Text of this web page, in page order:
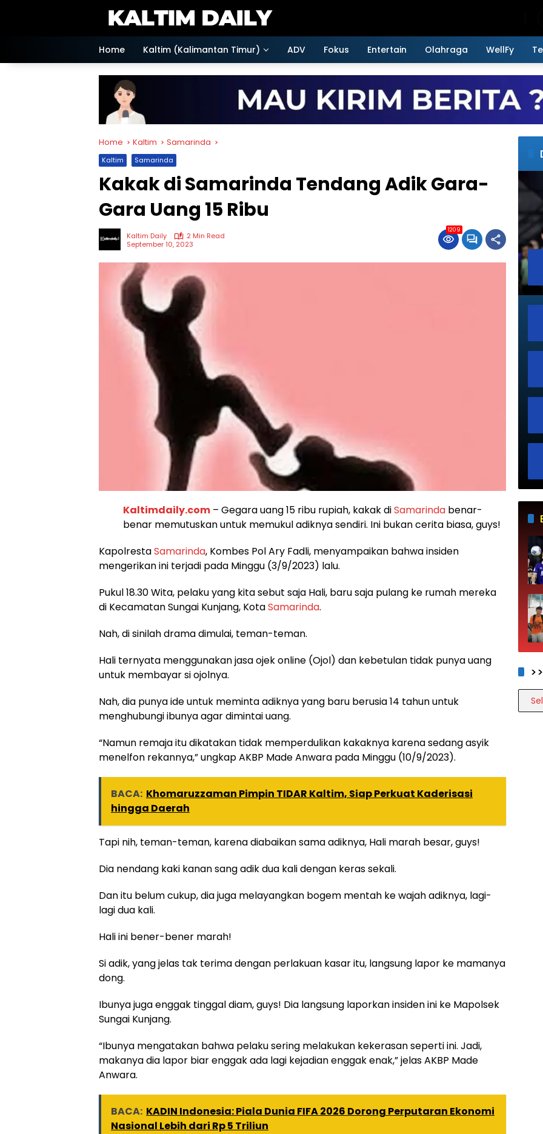
Home Kaltim (Kalimantan Timur) ADV Fokus Entertain Olahraga WellFy
Home Kaltim Samarinda
Kaltim Samarinda
Kakak di Samarinda Tendang Adik Gara-
Gara Uang 15 Ribu
Kaltim Daily
2 Min Read
September 10, 2023
1209
Kaltimdaily.com – Gegara uang 15 ribu rupiah, kakak diSamarinda benar-
benar memutuskan untuk memukul adiknya sendiri. Ini bukan cerita biasa, guys!
KapolrestaSamarinda, Kombes Pol Ary Fadli, menyampaikan bahwa insiden
mengerikan ini terjadi pada Minggu (3/9/2023) lalu.
Pukul 18.30 Wita, pelaku yang kita sebut saja Hali, baru saja pulang ke rumah mereka
di Kecamatan Sungai Kunjang, KotaSamarinda.
Nah, di sinilah drama dimulai, teman-teman.
Hali ternyata menggunakan jasa ojek online (Ojol) dan kebetulan tidak punya uang
untuk membayar si ojolnya.
Nah, dia punya ide untuk meminta adiknya yang baru berusia 14 tahun untuk
menghubungi ibunya agar dimintai uang.
“Namun remaja itu dikatakan tidak memperdulikan kakaknya karena sedang asyik
menelfon rekannya,” ungkap AKBP Made Anwara pada Minggu (10/9/2023).
BACA: Khomaruzzaman Pimpin TIDAR Kaltim, Siap Perkuat Kaderisasi
hingga Daerah
Tapi nih, teman-teman, karena diabaikan sama adiknya, Hali marah besar, guys!
Dia nendang kaki kanan sang adik dua kali dengan keras sekali.
Dan itu belum cukup, dia juga melayangkan bogem mentah ke wajah adiknya, lagi-
lagi dua kali.
Hali ini bener-bener marah!
Si adik, yang jelas tak terima dengan perlakuan kasar itu, langsung lapor ke mamanya
dong.
Ibunya juga enggak tinggal diam, guys! Dia langsung laporkan insiden ini ke Mapolsek
Sungai Kunjang.
“Ibunya mengatakan bahwa pelaku sering melakukan kekerasan seperti ini. Jadi,
makanya dia lapor biar enggak ada lagi kejadian enggak enak,” jelas AKBP Made
Anwara.
BACA: KADIN Indonesia: Piala Dunia FIFA 2026 Dorong Perputaran Ekonomi
Nasional Lebih dari Rp 5 Triliun
>>>>